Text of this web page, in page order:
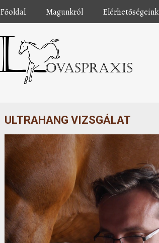
Főoldal Magunkról Elérhetőségeink
ULTRAHANG VIZSGÁLAT